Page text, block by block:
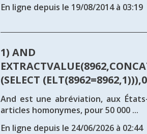
En ligne depuis le 19/08/2014 à 03:19
1) AND
(SELECT
And est une abréviation, aux
articles homonymes, pour 50 000 ...
En ligne depuis le 24/06/2026 à 02:44